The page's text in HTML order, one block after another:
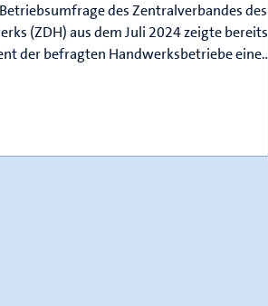
des Zentralverbandes des
(ZDH) aus dem Juli 2024 zeigte bereits,
der befragten Handwerksbetriebe eine